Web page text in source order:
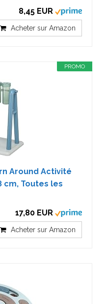
8,45 EUR
Acheter sur Amazon
PROMO
Around Activité
cm, Toutes les
17,80 EUR
Acheter sur Amazon